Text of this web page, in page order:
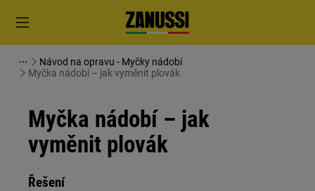
Návod na opravu - Myčky nádobí
Myčka nádobí – jak vyměnit plovák
Myčka nádobí – jak
vyměnit plovák
Řešení